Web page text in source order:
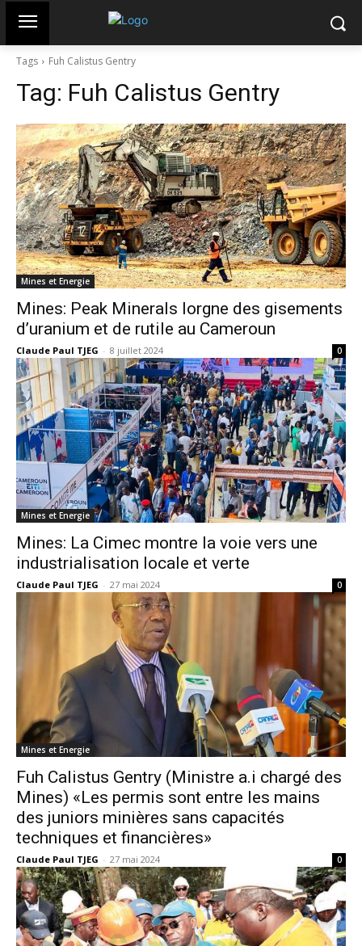
Tags Fuh Calistus Gentry
Tag: Fuh Calistus Gentry
Mines et Energie
Mines: Peak Minerals lorgne des gisements
d’uranium et de rutile au Cameroun
Claude Paul TJEG - 8 juillet 2024 0
Mines et Energie
Mines: La Cimec montre la voie vers une
industrialisation locale et verte
Claude Paul TJEG - 27 mai 2024 0
Mines et Energie
Fuh Calistus Gentry (Ministre a.i chargé des
Mines) «Les permis sont entre les mains
des juniors minières sans capacités
techniques et financières»
Claude Paul TJEG - 27 mai 2024 0